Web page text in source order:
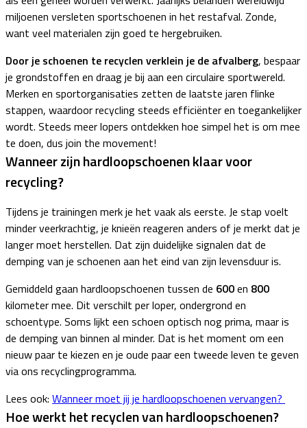
miljoenen versleten sportschoenen in het restafval. Zonde,
want veel materialen zijn goed te hergebruiken.
Door je schoenen te recyclen verklein je de afvalberg, bespaar
je grondstoffen en draag je bij aan een circulaire sportwereld.
Merken en sportorganisaties zetten de laatste jaren flinke
stappen, waardoor recycling steeds efficiënter en toegankelijker
wordt. Steeds meer lopers ontdekken hoe simpel het is om mee
te doen, dus join the movement!
Wanneer zijn hardloopschoenen klaar voor
recycling?
Tijdens je trainingen merk je het vaak als eerste. Je stap voelt
minder veerkrachtig, je knieën reageren anders of je merkt dat je
langer moet herstellen. Dat zijn duidelijke signalen dat de
demping van je schoenen aan het eind van zijn levensduur is.
Gemiddeld gaan hardloopschoenen tussen de 600en 800
kilometer mee. Dit verschilt per loper, ondergrond en
schoentype. Soms lijkt een schoen optisch nog prima, maar is
de demping van binnen al minder. Dat is het moment om een
nieuw paar te kiezen en je oude paar een tweede leven te geven
via ons recyclingprogramma.
Lees ook: Wanneer moet jij je hardloopschoenen vervangen?
Hoe werkt het recyclen van hardloopschoenen?